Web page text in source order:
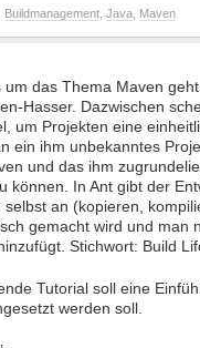
Buildmanagement Java Maven
um das Thema Maven
Hasser. Dazwischen
um Projekten eine
ein ihm unbekanntes
und das ihm
können. In Ant gibt der
selbst an (kopieren,
gemacht wird und man
Stichwort: Build
Tutorial soll eine
werden soll.